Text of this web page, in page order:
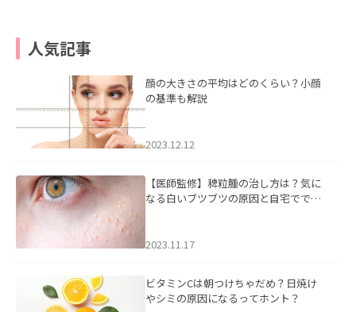
人気記事
顔の大きさの平均はどのくらい？小顔
の基準も解説
2023.12.12
【医師監修】稗粒腫の治し方は？気に
なる白いブツブツの原因と自宅ででき
2023.11.17
ビタミンCは朝つけちゃだめ？日焼け
やシミの原因になるってホント？